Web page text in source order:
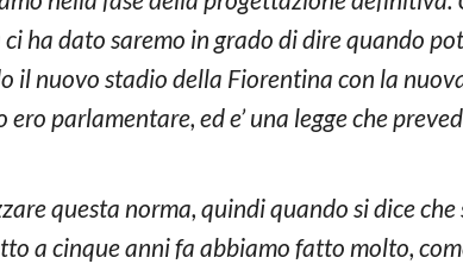
ha dato saremo in grado di dire quando
il nuovo stadio della Fiorentina con la
parlamentare, ed e’ una legge che
questa norma, quindi quando si dice
a cinque anni fa abbiamo fatto molto,